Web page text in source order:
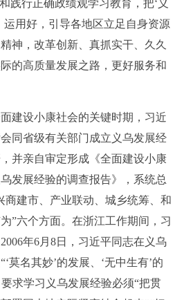
践行正确政绩观学习教育，把‘义
运用好，引导各地区立足自身资源
神，改革创新、真抓实干、久久
的高质量发展之路，更好服务和
设小康社会的关键时期，习近
同省级有关部门成立义乌发展经
并亲自审定形成《全面建设小康
发展经验的调查报告》，系统总
商建市、产业联动、城乡统筹、和
”六个方面。在浙江工作期间，习
年6月8日，习近平同志在义乌
莫名其妙’的发展、‘无中生有’的
求学习义乌发展经验必须“把贯